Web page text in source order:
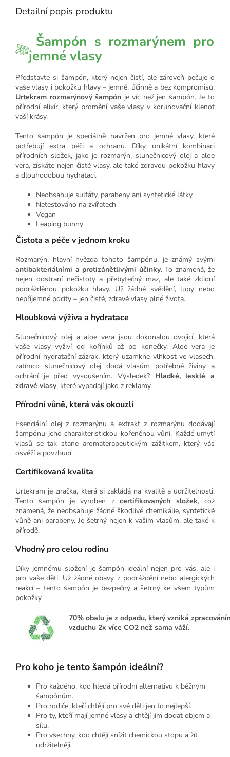
Detailní popis produktu
Šampón s rozmarýnem pro
jemné vlasy
Představte si šampón, který nejen čistí, ale zároveň pečuje o
vaše vlasy i pokožku hlavy – jemně, účinně a bez kompromisů.
Urtekram rozmarýnový šampón je víc než jen šampón. Je to
přírodní elixír, který promění vaše vlasy v korunovační klenot
vaší krásy.
Tento šampón je speciálně navržen pro jemné vlasy, které
potřebují extra péči a ochranu. Díky unikátní kombinaci
přírodních složek, jako je rozmarýn, slunečnicový olej a aloe
vera, získáte nejen čisté vlasy, ale také zdravou pokožku hlavy
a dlouhodobou hydrataci.
Neobsahuje sulfáty, parabeny ani syntetické látky
Netestováno na zvířatech
Vegan
Leaping bunny
Čistota a péče v jednom kroku
Rozmarýn, hlavní hvězda tohoto šampónu, je známý svými
antibakteriálními a protizánětlivými účinky. To znamená, že
nejen odstraní nečistoty a přebytečný maz, ale také zklidní
podrážděnou pokožku hlavy. Už žádné svědění, lupy nebo
nepříjemné pocity – jen čisté, zdravé vlasy plné života.
Hloubková výživa a hydratace
Slunečnicový olej a aloe vera jsou dokonalou dvojicí, která
vaše vlasy vyživí od kořínků až po konečky. Aloe vera je
přírodní hydratační zázrak, který uzamkne vlhkost ve vlasech,
zatímco slunečnicový olej dodá vlasům potřebné živiny a
ochrání je před vysoušením. Výsledek? Hladké, lesklé a
zdravé vlasy, které vypadají jako z reklamy.
Přírodní vůně, která vás okouzlí
Esenciální olej z rozmarýnu a extrakt z rozmarýnu dodávají
šampónu jeho charakteristickou kořeněnou vůni. Každé umytí
vlasů se tak stane aromaterapeutickým zážitkem, který vás
osvěží a povzbudí.
Certifikovaná kvalita
Urtekram je značka, která si zakládá na kvalitě a udržitelnosti.
Tento šampón je vyroben zcertifikovaných složek, což
znamená, že neobsahuje žádné škodlivé chemikálie, syntetické
vůně ani parabeny. Je šetrný nejen k vašim vlasům, ale také k
přírodě.
Vhodný pro celou rodinu
Díky jemnému složení je šampón ideální nejen pro vás, ale i
pro vaše děti. Už žádné obavy z podráždění nebo alergických
reakcí – tento šampón je bezpečný a šetrný ke všem typům
pokožky.
70% obalu je z odpadu, který vzniká
vzduchu 2x více CO2 než sama váží.
Pro koho je tento šampón ideální?
Pro každého, kdo hledá přírodní alternativu k běžným
šampónům.
Pro rodiče, kteří chtějí pro své děti jen to nejlepší.
Pro ty, kteří mají jemné vlasy a chtějí jim dodat objem a
sílu.
Pro všechny, kdo chtějí snížit chemickou stopu a žít
udržitelněji.